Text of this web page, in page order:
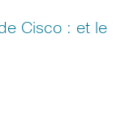
Cisco : et le